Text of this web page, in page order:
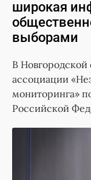
широкая
выборами
В Новгородской
ассоциации
мониторинга»
Российской